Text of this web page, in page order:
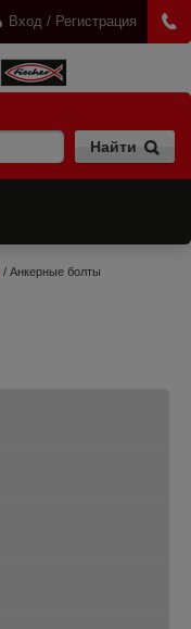
Вход / Регистрация
/ Анкерные болты